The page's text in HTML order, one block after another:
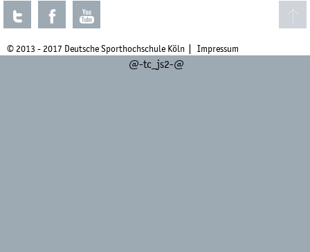
© 2013 - 2017 Deutsche Sporthochschule Köln Impressum
@-tc_js2-@